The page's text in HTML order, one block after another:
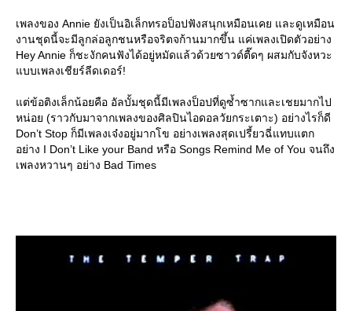
เพลงของ Annie ยังเป็นอิเล็กทรอป็อปฟังสนุกเหมือนเคย และดูเหมือน
งานชุดนี้จะมีลูกล่อลูกชนหรือจริตจก้านมากขึ้น แค่เพลงเปิดตัวอย่าง
Hey Annie ก็ชะงักคนฟังได้อยู่หมัดแล้วด้วยซาวด์ตื๊ดๆ ผสมกับจังหวะ
บบเพลงเชียร์ลีดเดอร์!
ต่ข้อติงเล็กน้อยคือ อัลบั้มชุดนี้มีเพลงป็อปที่ดูซ้ำซากและเชยมากไป
หน่อย (ราวกับมาจากเพลงของศิลปินไอดอลวัยกระเตาะ) อย่างไรก็ดี
Don’t Stop ก็มีเพลงเจ๋งอยู่มากโข อย่างเพลงสุดเปรี้ยวฉี่แทบแตก
อย่าง I Don’t Like your Band หรือ Songs Remind Me of You จนถึง
เพลงหวานๆ อย่าง Bad Times